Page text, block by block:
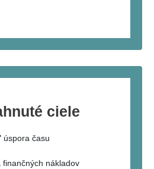
ciele
úspora času
nákladov